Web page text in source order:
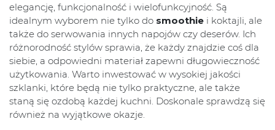
elegancję, funkcjonalność i wielofunkcyjność. Są
idealnym wyborem nie tylko do smoothie i koktajli, ale
także do serwowania innych napojów czy deserów. Ich
różnorodność stylów sprawia, że każdy znajdzie coś dla
siebie, a odpowiedni materiał zapewni długowieczność
użytkowania. Warto inwestować w wysokiej jakości
szklanki, które będą nie tylko praktyczne, ale także
staną się ozdobą każdej kuchni. Doskonale sprawdzą się
również na wyjątkowe okazje.